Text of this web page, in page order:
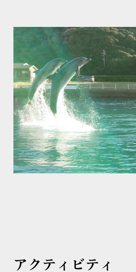
アクティビティ